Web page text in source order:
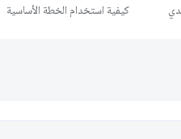
كيفية استخدام الخطة الأساسية